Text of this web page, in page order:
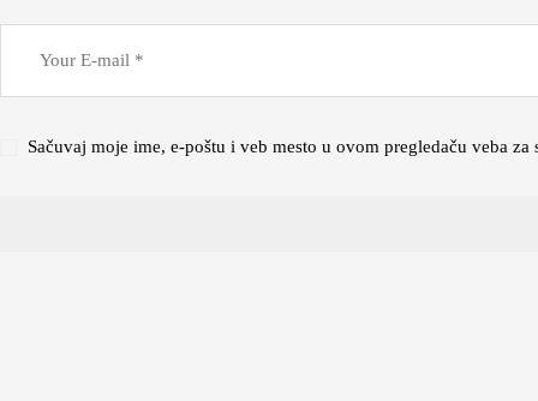
Sačuvaj moje ime, e-poštu i veb mesto u ovom pregledaču veba za